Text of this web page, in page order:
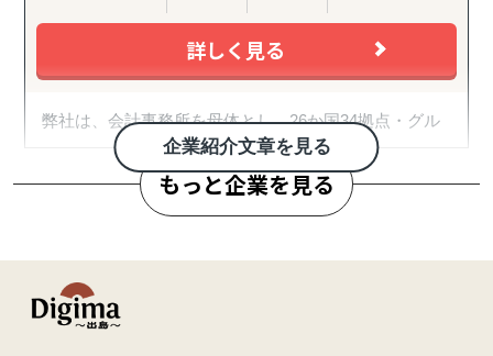
詳しく見る
企業紹介文章を見る
弊社は、会計事務所を母体とし、26か国34拠点・グル
ープ従業員357名のグローバルコンサルティングファー
2007年に日本の会計事務所として初めてインドに進出
20年近い海外実務の蓄積があり、実績・ノウハウも豊
富にございます。
もっと企業を見る